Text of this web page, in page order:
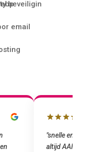
"Top service. Ik
het installeren